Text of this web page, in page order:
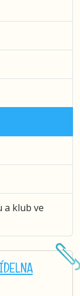
a klub ve